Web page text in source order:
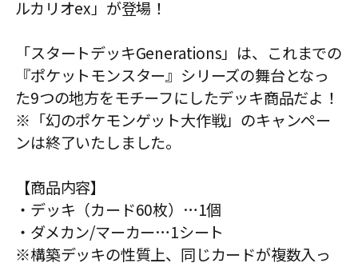
ルカリオex」が登場！
「スタートデッキGenerations」は、これまでの
『ポケットモンスター』シリーズの舞台となっ
た9つの地方をモチーフにしたデッキ商品だよ！
※「幻のポケモンゲット大作戦」のキャンペー
ンは終了いたしました。
【商品内容】
・デッキ（カード60枚）…1個
・ダメカン/マーカー…1シート
※構築デッキの性質上、同じカードが複数入っ